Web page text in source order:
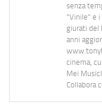
senza
"Vinile" e i
giurati del
anni
cinema,
Mei
Collabora